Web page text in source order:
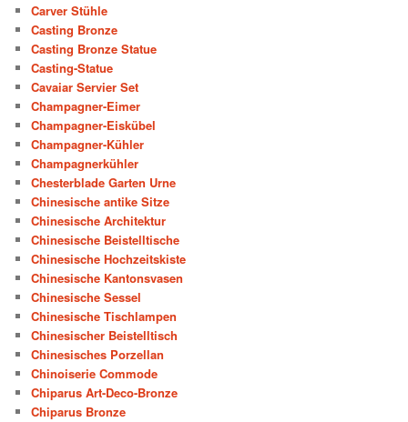
Carver Stühle
Casting Bronze
Casting Bronze Statue
Casting-Statue
Cavaiar Servier Set
Champagner-Eimer
Champagner-Eiskübel
Champagner-Kühler
Champagnerkühler
Chesterblade Garten Urne
Chinesische antike Sitze
Chinesische Architektur
Chinesische Beistelltische
Chinesische Hochzeitskiste
Chinesische Kantonsvasen
Chinesische Sessel
Chinesische Tischlampen
Chinesischer Beistelltisch
Chinesisches Porzellan
Chinoiserie Commode
Chiparus Art-Deco-Bronze
Chiparus Bronze